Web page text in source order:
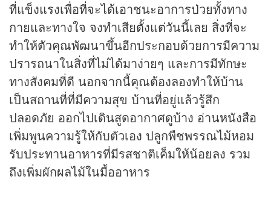
ที่แข็งแรงเพื่อที่จะได้เอาชนะอาการป่วยทั้งทาง
กายและทางใจ จงทำเสียตั้งแต่วันนี้เลย สิ่งที่จะ
ทำให้ตัวคุณพัฒนาขึ้นอีกประกอบด้วยการมีความ
ปรารถนาในสิ่งที่ไม่ได้มาง่ายๆ และการมีทักษะ
ทางสังคมที่ดี นอกจากนี้คุณต้องลองทำให้บ้าน
เป็นสถานที่ที่มีความสุข บ้านที่อยู่แล้วรู้สึก
ปลอดภัย ออกไปเดินสูดอากาศดูบ้าง อ่านหนังสือ
เพิ่มพูนความรู้ให้กับตัวเอง ปลูกพืชพรรณไม้หอม
รับประทานอาหารที่มีรสชาติเค็มให้น้อยลง รวม
ถึงเพิ่มผักผลไม้ในมื้ออาหาร